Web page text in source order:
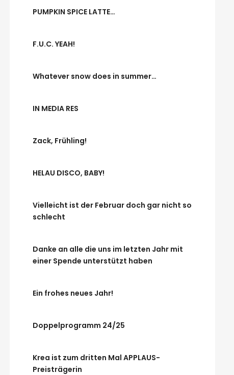
PUMPKIN SPICE LATTE…
F.U.C. YEAH!
Whatever snow does in summer…
IN MEDIA RES
Zack, Frühling!
HELAU DISCO, BABY!
Vielleicht ist der Februar doch gar nicht so
schlecht
Danke an alle die uns im letzten Jahr mit
einer Spende unterstützt haben
Ein frohes neues Jahr!
Doppelprogramm 24/25
Krea ist zum dritten Mal APPLAUS-
Preisträgerin